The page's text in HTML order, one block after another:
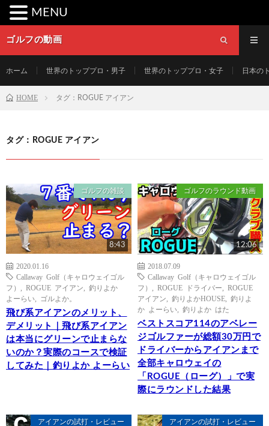
ゴルフの動画
ホーム 世界のトッププロ・男子 世界のトッププロ・女子 日本の
HOME タグ：ROGUE アイアン
タグ：ROGUE アイアン
ゴルフの雑談
8:43
2020.01.16
Callaway Golf（キャロウェイゴル
フ）
ROGUE アイアン
釣りよか
よーらい
ゴルよか。
飛び系アイアンのメリット、
デメリット｜飛び系アイアン
は本当にグリーンで止まらな
いのか？実際のコースで検証
してみた｜釣りよか よーらい
ゴルフのラウンド動画
12:06
2018.07.09
Callaway Golf（キャロウェイゴル
フ）
ROGUE ドライバー
ROGUE
アイアン
釣りよかHOUSE
釣りよ
か よーらい
釣りよか はた
ベストスコア114のアベレー
ジゴルファーが総額30万円で
ドライバーからアイアンまで
全部キャロウェイの
「ROGUE（ローグ）」で実
際にラウンドした結果
アイアンの試打・レビュー アイアンの試打・レビュー
MENU